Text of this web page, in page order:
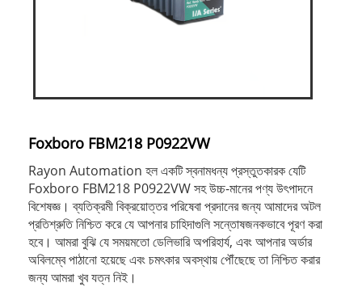
Foxboro FBM218 P0922VW
Rayon Automation হল একটি স্বনামধন্য প্রস্তুতকারক যেটি
Foxboro FBM218 P0922VW সহ উচ্চ-মানের পণ্য উৎপাদনে
বিশেষজ্ঞ। ব্যতিক্রমী বিক্রয়োত্তর পরিষেবা প্রদানের জন্য আমাদের অটল
প্রতিশ্রুতি নিশ্চিত করে যে আপনার চাহিদাগুলি সন্তোষজনকভাবে পূরণ করা
হবে। আমরা বুঝি যে সময়মতো ডেলিভারি অপরিহার্য, এবং আপনার অর্ডার
অবিলম্বে পাঠানো হয়েছে এবং চমৎকার অবস্থায় পৌঁছেছে তা নিশ্চিত করার
জন্য আমরা খুব যত্ন নিই।